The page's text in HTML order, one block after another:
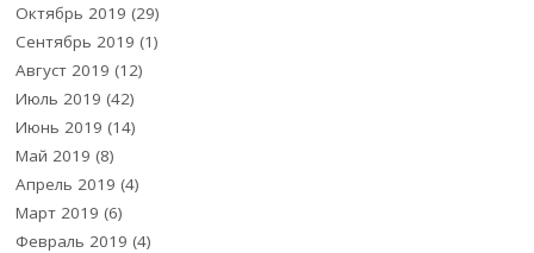
Октябрь 2019 (29)
Сентябрь 2019 (1)
Август 2019 (12)
Июль 2019 (42)
Июнь 2019 (14)
Май 2019 (8)
Апрель 2019 (4)
Март 2019 (6)
Февраль 2019 (4)